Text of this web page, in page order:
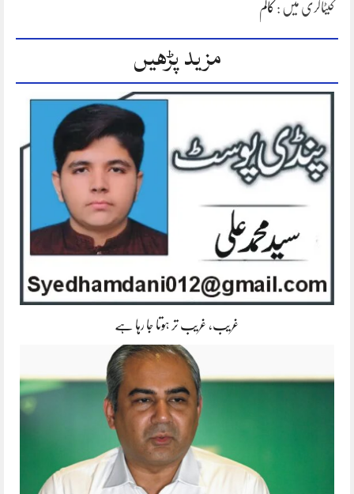
کیٹاگری میں : کالم
مزید پڑھیں
غریب، غریب تر ہوتا جا رہا ہے